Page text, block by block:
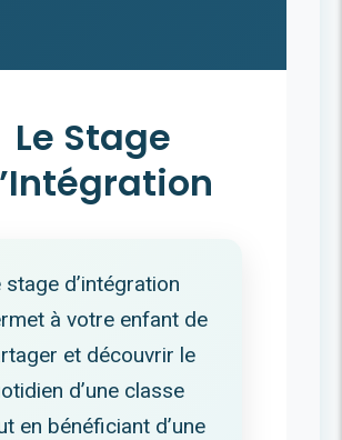
Le Stage
stage d’intégration
à votre enfant de
et découvrir le
d’une classe
en bénéficiant d’une